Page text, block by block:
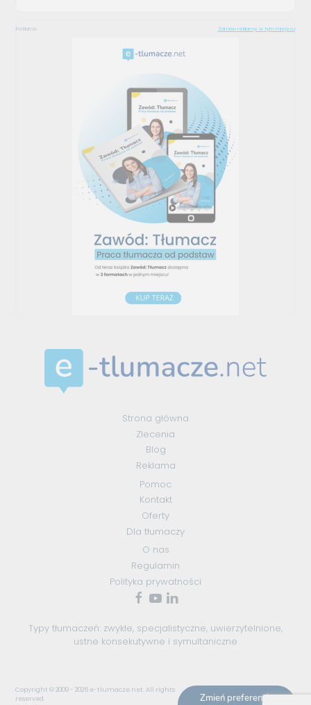
Reklama Zamów reklamę w tym miejscu
Strona główna
Zlecenia
Blog
Reklama
Pomoc
Kontakt
Oferty
Dla tłumaczy
O nas
Regulamin
Polityka prywatności
Typy tłumaczeń: zwykłe, specjalistyczne, uwierzytelnione,
ustne konsekutywne i symultaniczne
Copyright © 2009 - 2026 e-tlumacze.net. All rights
reserved.
Zmień preferencje